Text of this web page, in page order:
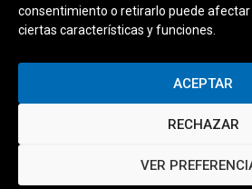
consentimiento o retirarlo puede
ciertas características y funciones.
ACEPTAR
RECHAZAR
VER
limitada, así como para aquellos que
desde aparatos desechables.
FRUTAL